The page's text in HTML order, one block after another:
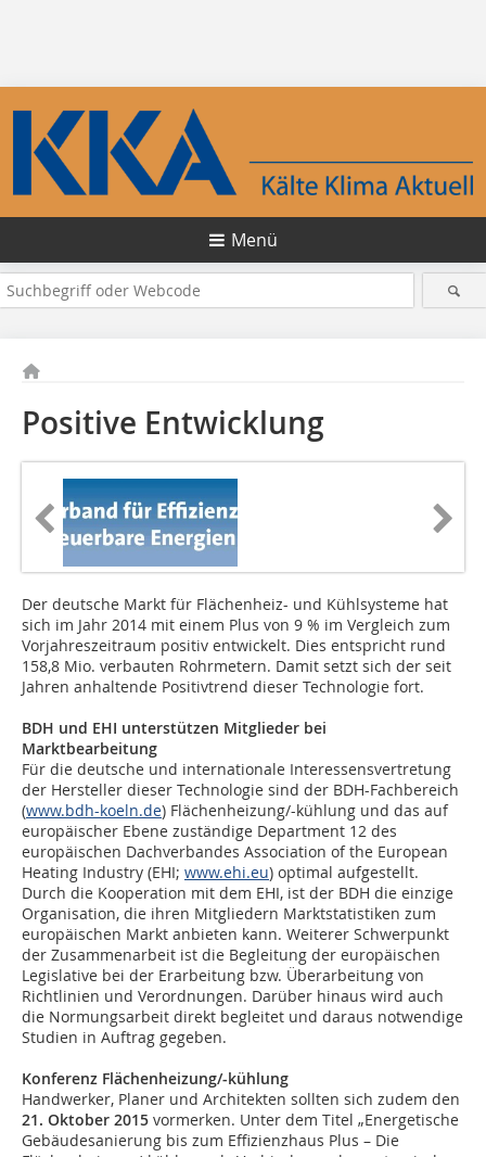
Menü
Positive Entwicklung
Der deutsche Markt für Flächenheiz- und Kühlsysteme hat
sich im Jahr 2014 mit einem Plus von 9 % im Vergleich zum
Vorjahreszeitraum positiv entwickelt. Dies entspricht rund
158,8 Mio. verbauten Rohrmetern. Damit setzt sich der seit
Jahren anhaltende Positivtrend dieser Technologie fort.
BDH und EHI unterstützen Mitglieder bei
Marktbearbeitung
Für die deutsche und internationale Interessensvertretung
der Hersteller dieser Technologie sind der BDH-Fachbereich
(www.bdh-koeln.de) Flächenheizung/-kühlung und das auf
europäischer Ebene zuständige Department 12 des
europäischen Dachverbandes Association of the European
Heating Industry (EHI; www.ehi.eu) optimal aufgestellt.
Durch die Kooperation mit dem EHI, ist der BDH die einzige
Organisation, die ihren Mitgliedern Marktstatistiken zum
europäischen Markt anbieten kann. Weiterer Schwerpunkt
der Zusammenarbeit ist die Begleitung der europäischen
Legislative bei der Erarbeitung bzw. Überarbeitung von
Richtlinien und Verordnungen. Darüber hinaus wird auch
die Normungsarbeit direkt begleitet und daraus notwendige
Studien in Auftrag gegeben.
Konferenz Flächenheizung/-kühlung
Handwerker, Planer und Architekten sollten sich zudem den
21. Oktober 2015 vormerken. Unter dem Titel „Energetische
Gebäudesanierung bis zum Effizienzhaus Plus – Die